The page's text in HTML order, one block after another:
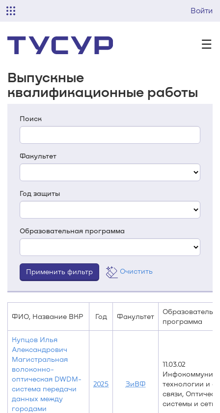
Войти
☰
Выпускные
квалификационные работы
Поиск
Факультет
Год защиты
Образовательная программа
Очистить
ФИО, Название ВКР Год Факультет
программа
Купцов Илья
Александрович
Магистральная
волоконно-
оптическая DWDM-
система передачи
данных между
городами
2025 ЗиВФ
11.03.02
технологии и
связи,
системы и сети